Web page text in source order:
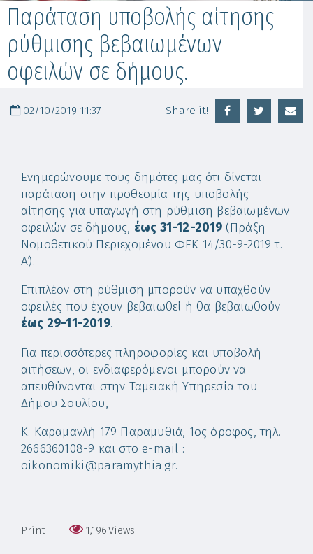
Παράταση υποβολής αίτησης
ρύθμισης βεβαιωμένων
οφειλών σε δήμους.
02/10/2019 11:37 Share it!
Ενημερώνουμε τους δημότες μας ότι δίνεται
παράταση στην προθεσμία της υποβολής
αίτησης για υπαγωγή στη ρύθμιση βεβαιωμένων
οφειλών σε δήμους, έως 31-12-2019 (Πράξη
Νομοθετικού Περιεχομένου ΦΕΚ 14/30-9-2019 τ.
Α΄).
Επιπλέον στη ρύθμιση μπορούν να υπαχθούν
οφειλές που έχουν βεβαιωθεί ή θα βεβαιωθούν
έως 29-11-2019.
Για περισσότερες πληροφορίες και υποβολή
αιτήσεων, οι ενδιαφερόμενοι μπορούν να
απευθύνονται στην Ταμειακή Υπηρεσία του
Δήμου Σουλίου,
Κ. Καραμανλή 179 Παραμυθιά, 1ος όροφος, τηλ.
2666360108-9 και στο e-mail :
oikonomiki@paramythia.gr.
Print 1,196Views